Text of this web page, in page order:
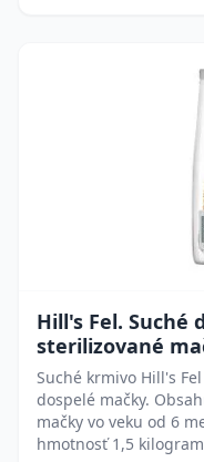
Hill's Fel. Suché
sterilizované
Suché krmivo Hill's
dospelé mačky.
mačky vo veku od 6
hmotnosť 1,5